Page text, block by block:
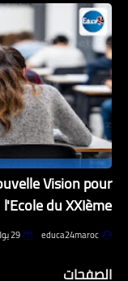
Vision pour
l'Ecole du XXIème
educa24maroc 29 يوليو 2026
الصفحات